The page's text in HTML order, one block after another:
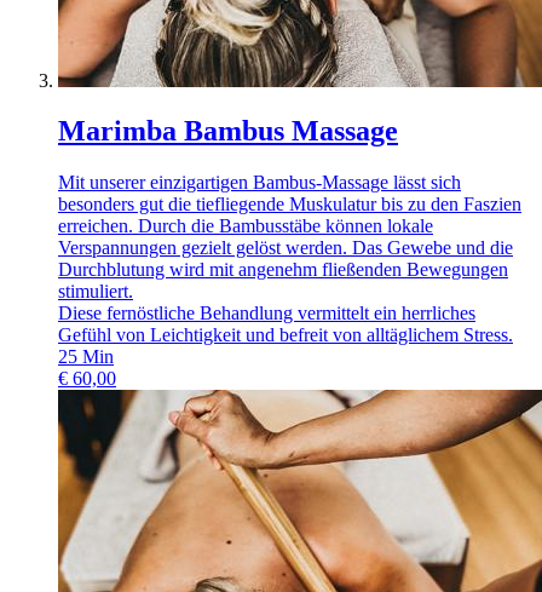
Marimba Bambus Massage
Mit unserer einzigartigen Bambus-Massage lässt sich
besonders gut die tiefliegende Muskulatur bis zu den Faszien
erreichen. Durch die Bambusstäbe können lokale
Verspannungen gezielt gelöst werden. Das Gewebe und die
Durchblutung wird mit angenehm fließenden Bewegungen
stimuliert.
Diese fernöstliche Behandlung vermittelt ein herrliches
Gefühl von Leichtigkeit und befreit von alltäglichem Stress.
25 Min
€ 60,00